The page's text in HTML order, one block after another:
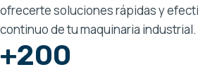
ofrecerte soluciones rápidas y
continuo de tu maquinaria industrial.
+200